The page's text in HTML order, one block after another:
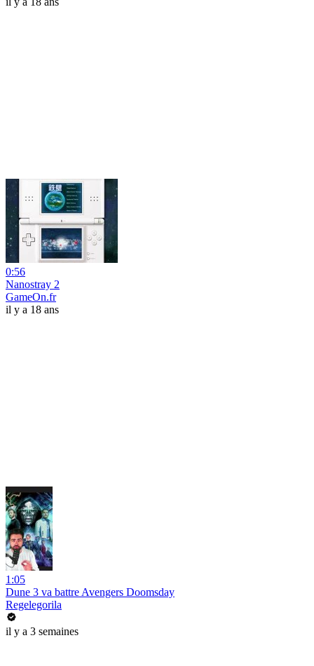
0:56
Nanostray 2
GameOn.fr
il y a 18 ans
1:05
Dune 3 va battre Avengers Doomsday
Regelegorila
il y a 3 semaines